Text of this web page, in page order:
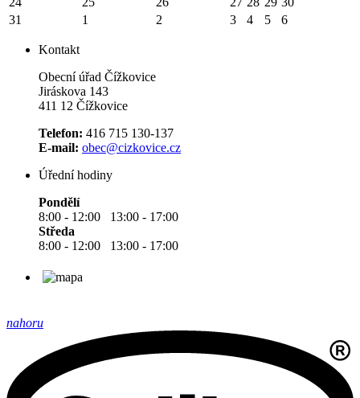
31
1 2 3 4 5 6
Kontakt
Obecní úřad Čížkovice
Jiráskova 143
411 12 Čížkovice
Telefon: 416 715 130-137
E-mail: obec@cizkovice.cz
Úřední hodiny
Pondělí
8:00 - 12:00 13:00 - 17:00
Středa
8:00 - 12:00 13:00 - 17:00
nahoru